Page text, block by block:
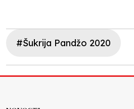
#Šukrija Pandžo 2020